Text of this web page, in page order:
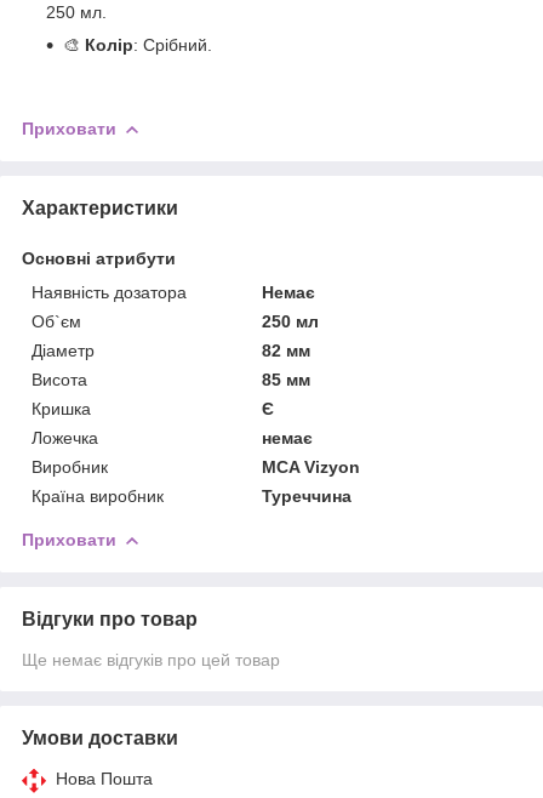
250 мл.
🎨 Колір: Срібний.
Приховати
Характеристики
Основні атрибути
Наявність дозатора
Немає
Об`єм
250 мл
Діаметр
82 мм
Висота
85 мм
Кришка
Є
Ложечка
немає
Виробник
MCA Vizyon
Країна виробник
Туреччина
Приховати
Відгуки про товар
Ще немає відгуків про цей товар
Умови доставки
Нова Пошта